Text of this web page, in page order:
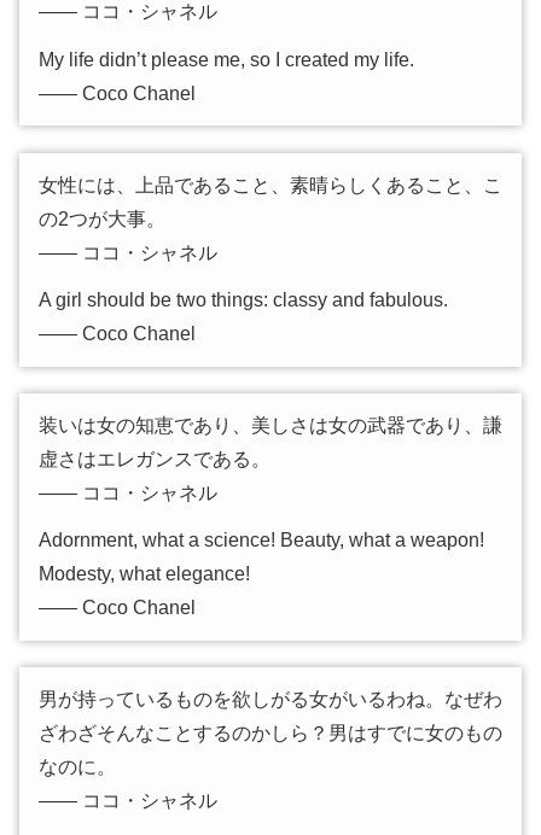
―― ココ・シャネル
My life didn’t please me, so I created my life.
―― Coco Chanel
女性には、上品であること、素晴らしくあること、こ
の2つが大事。
―― ココ・シャネル
A girl should be two things: classy and fabulous.
―― Coco Chanel
装いは女の知恵であり、美しさは女の武器であり、謙
虚さはエレガンスである。
―― ココ・シャネル
Adornment, what a science! Beauty, what a weapon!
Modesty, what elegance!
―― Coco Chanel
男が持っているものを欲しがる女がいるわね。なぜわ
ざわざそんなことするのかしら？男はすでに女のもの
なのに。
―― ココ・シャネル